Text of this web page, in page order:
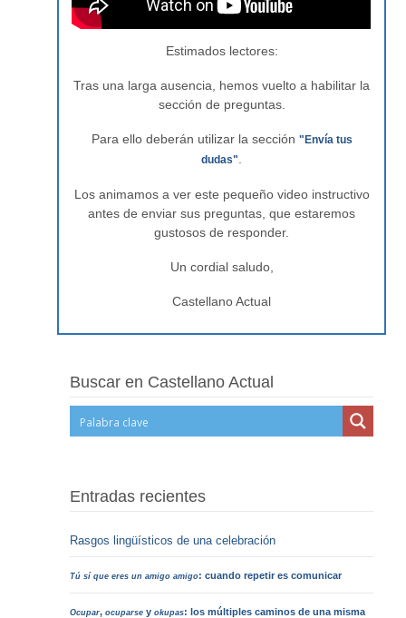
Estimados lectores:
Tras una larga ausencia, hemos vuelto a habilitar la
sección de preguntas.
Para ello deberán utilizar la sección "Envía tus
dudas"
Los animamos a ver este pequeño video instructivo
antes de enviar sus preguntas, que estaremos
gustosos de responder.
Un cordial saludo,
Castellano Actual
Buscar en Castellano Actual
Entradas recientes
Rasgos lingüísticos de una celebración
Tú sí que eres un amigo amigo: cuando repetir es comunicar
Ocupar,ocuparse yokupas: los múltiples caminos de una misma